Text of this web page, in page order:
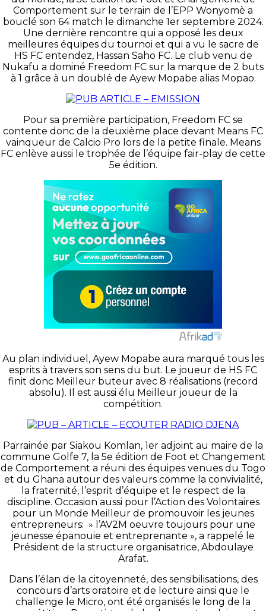
Comportement sur le terrain de l’EPP Wonyomè a
bouclé son 64 match le dimanche 1er septembre 2024.
Une dernière rencontre qui a opposé les deux
meilleures équipes du tournoi et qui a vu le sacre de
HS FC entendez, Hassan Saho FC. Le club venu de
Nukafu a dominé Freedom FC sur la marque de 2 buts
à 1 grâce à un doublé de Ayew Mopabe alias Mopao.
Pour sa première participation, Freedom FC se
contente donc de la deuxième place devant Means FC
vainqueur de Calcio Pro lors de la petite finale. Means
FC enlève aussi le trophée de l’équipe fair-play de cette
5e édition.
Au plan individuel, Ayew Mopabe aura marqué tous les
esprits à travers son sens du but. Le joueur de HS FC
finit donc Meilleur buteur avec 8 réalisations (record
absolu). Il est aussi élu Meilleur joueur de la
compétition.
Parrainée par Siakou Komlan, 1er adjoint au maire de la
commune Golfe 7, la 5e édition de Foot et Changement
de Comportement a réuni des équipes venues du Togo
et du Ghana autour des valeurs comme la convivialité,
la fraternité, l’esprit d’équipe et le respect de la
discipline. Occasion aussi pour l’Action des Volontaires
pour un Monde Meilleur de promouvoir les jeunes
entrepreneurs: » l’AV2M oeuvre toujours pour une
jeunesse épanouie et entreprenante », a rappelé le
Président de la structure organisatrice, Abdoulaye
Arafat.
Dans l’élan de la citoyenneté, des sensibilisations, des
concours d’arts oratoire et de lecture ainsi que le
challenge le Micro, ont été organisés le long de la